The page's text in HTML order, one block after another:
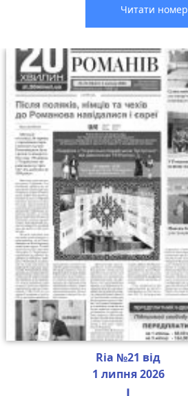
Читати номер
Ria №21 від
1 липня 2026